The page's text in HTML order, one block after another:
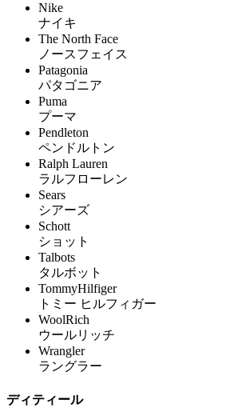
Nike
ナイキ
The North Face
ノースフェイス
Patagonia
パタゴニア
Puma
プーマ
Pendleton
ペンドルトン
Ralph Lauren
ラルフローレン
Sears
シアーズ
Schott
ショット
Talbots
タルボット
TommyHilfiger
トミー ヒルフィガー
WoolRich
ウールリッチ
Wrangler
ラングラー
ディティール